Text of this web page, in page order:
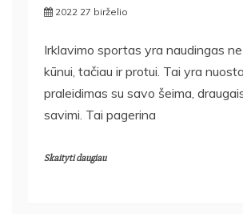
2022 27 birželio
Irklavimo sportas yra naudingas
kūnui, tačiau ir protui. Tai yra
praleidimas su savo šeima,
savimi. Tai pagerina
Skaityti daugiau